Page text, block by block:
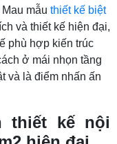
mẫu thiết kế biệt
và thiết kế hiện đại,
phù hợp kiến trúc
ở mái nhọn tầng
và là điểm nhấn ấn
thiết kế nội